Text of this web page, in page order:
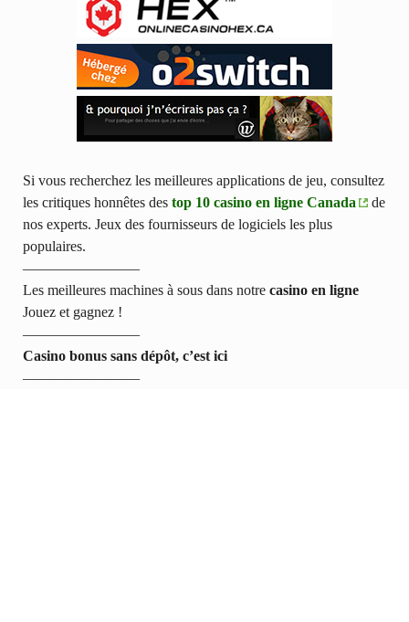
Si vous recherchez les meilleures applications de jeu, consultez
les critiques honnêtes des top 10 casino en ligne Canada
de
nos experts. Jeux des fournisseurs de logiciels les plus
populaires.
————————
Les meilleures machines à sous dans notre casino en ligne
Jouez et gagnez !
————————
Casino bonus sans dépôt, c’est ici
————————